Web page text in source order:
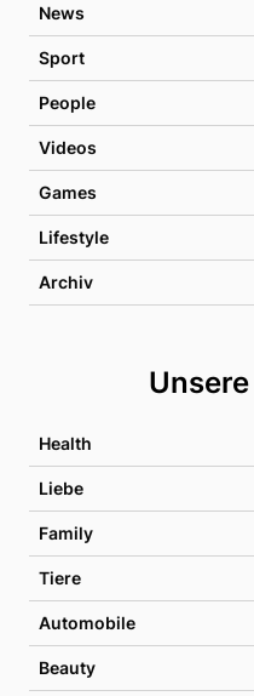
News
Sport
People
Videos
Games
Lifestyle
Archiv
Health
Liebe
Family
Tiere
Automobile
Beauty